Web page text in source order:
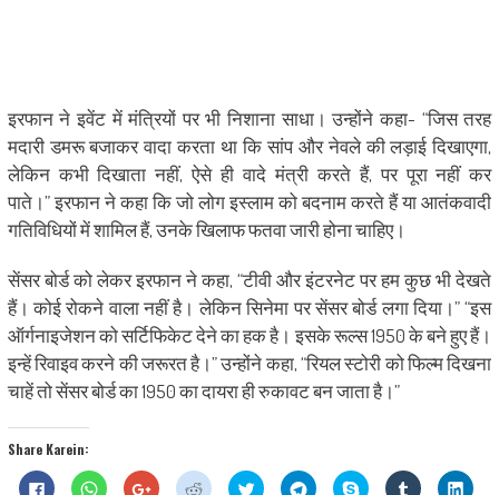
इरफान ने इवेंट में मंत्रियों पर भी निशाना साधा। उन्होंने कहा- “जिस तरह
मदारी डमरू बजाकर वादा करता था कि सांप और नेवले की लड़ाई दिखाएगा,
लेकिन कभी दिखाता नहीं, ऐसे ही वादे मंत्री करते हैं, पर पूरा नहीं कर
पाते।” इरफान ने कहा कि जो लोग इस्लाम को बदनाम करते हैं या आतंकवादी
गतिविधियों में शामिल हैं, उनके खिलाफ फतवा जारी होना चाहिए।
सेंसर बोर्ड को लेकर इरफान ने कहा, “टीवी और इंटरनेट पर हम कुछ भी देखते
हैं। कोई रोकने वाला नहीं है। लेकिन सिनेमा पर सेंसर बोर्ड लगा दिया।” “इस
ऑर्गनाइजेशन को सर्टिफिकेट देने का हक है। इसके रूल्स 1950 के बने हुए हैं।
इन्हें रिवाइव करने की जरूरत है।” उन्होंने कहा, “रियल स्टोरी को फिल्म दिखना
चाहें तो सेंसर बोर्ड का 1950 का दायरा ही रुकावट बन जाता है।”
Share Karein:
Click
Click Click Click Click Click Share Click Click